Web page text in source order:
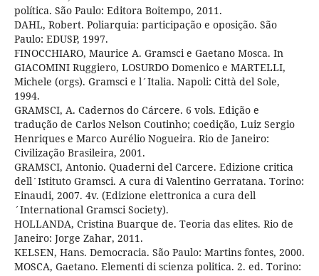
política. São Paulo: Editora Boitempo, 2011.
DAHL, Robert. Poliarquia: participação e oposição. São
Paulo: EDUSP, 1997.
FINOCCHIARO, Maurice A. Gramsci e Gaetano Mosca. In
GIACOMINI Ruggiero, LOSURDO Domenico e MARTELLI,
Michele (orgs). Gramsci e l´Italia. Napoli: Città del Sole,
1994.
GRAMSCI, A. Cadernos do Cárcere. 6 vols. Edição e
tradução de Carlos Nelson Coutinho; coedição, Luiz Sergio
Henriques e Marco Aurélio Nogueira. Rio de Janeiro:
Civilização Brasileira, 2001.
GRAMSCI, Antonio. Quaderni del Carcere. Edizione critica
dell´Istituto Gramsci. A cura di Valentino Gerratana. Torino:
Einaudi, 2007. 4v. (Edizione elettronica a cura dell
´International Gramsci Society).
HOLLANDA, Cristina Buarque de. Teoria das elites. Rio de
Janeiro: Jorge Zahar, 2011.
KELSEN, Hans. Democracia. São Paulo: Martins fontes, 2000.
MOSCA, Gaetano. Elementi di scienza politica. 2. ed. Torino: